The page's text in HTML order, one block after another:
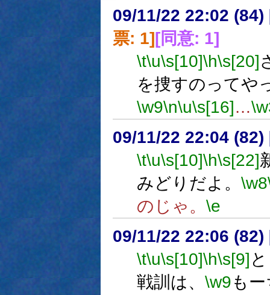
09/11/22 22:02 (84)
票: 1][同意: 1]
\t\u\s[10]\h\s[20]
を捜すのってや
\w9\n\u\s[16]…
09/11/22 22:04 (82)
\t\u\s[10]\h\s[22]
みどりだよ。 \w8
のじゃ。 \e
09/11/22 22:06 (82)
\t\u\s[10]\h\s[9]
戦訓は、 \w9も